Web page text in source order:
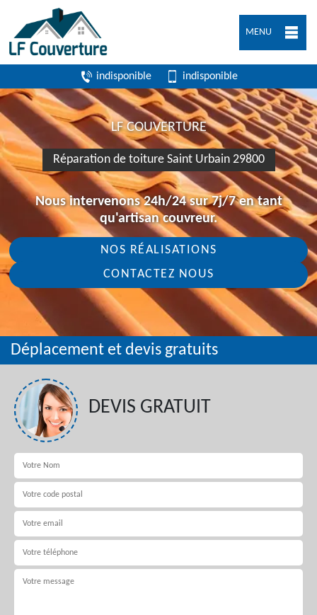
MENU
indisponible indisponible
LF COUVERTURE
Réparation de toiture Saint Urbain 29800
Nous intervenons 24h/24 sur 7j/7 en tant
qu'artisan couvreur.
NOS RÉALISATIONS
CONTACTEZ NOUS
Déplacement et devis gratuits
DEVIS GRATUIT